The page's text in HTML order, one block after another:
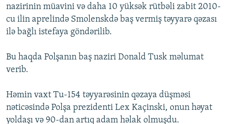
ARAŞDIRMA
MULTIMEDIA
FOTOQALEREYA
KARIKATURA
OXU ZALI
İSLAM VƏ DEMOKRATIYA
İZ - MƏDƏNIYYƏT PROQRAMI
HAQQIMIZDA
PEŞƏ ETIKASI VƏ JURNALISTIKA STANDARTLARIMIZ
MATERIALLARIMIZDAN ISTIFADƏ
BIZI IZLƏ
nazirinin müavini və daha 10 yüksək rütbəli zabit 2010-
cu ilin aprelində Smolenskdə baş vermiş təyyarə qəzası
ilə bağlı istefaya göndərilib.
Bu haqda Polşanın baş naziri Donald Tusk məlumat
verib.
Həmin vaxt Tu-154 təyyarəsinin qəzaya düşməsi
nəticəsində Polşa prezidenti Lex Kaçinski, onun həyat
yoldaşı və 90-dan artıq adam həlak olmuşdu.